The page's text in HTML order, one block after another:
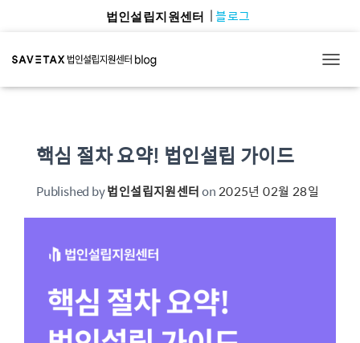
법인설립지원센터 블로그
핵심 절차 요약! 법인설립 가이드
Published by법인설립지원센터on2025년 02월 28일